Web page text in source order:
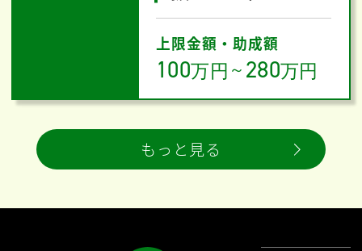
上限金額・助成額
100万円 ～ 280万円
もっと見る